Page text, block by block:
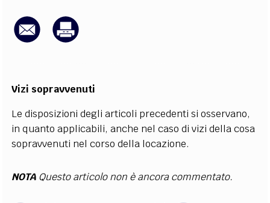
CODICI RUBRICHE
Vizi sopravvenuti
Le disposizioni degli articoli precedenti si osservano,
in quanto applicabili, anche nel caso di vizi della cosa
sopravvenuti nel corso della locazione.
NOTA Questo articolo non è ancora commentato.